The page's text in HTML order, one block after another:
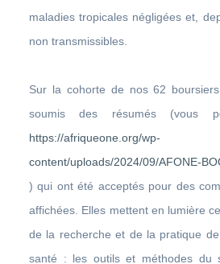
maladies tropicales négligées et,
non transmissibles.
Sur la cohorte de nos 62
soumis des résumés (vous
https://afriqueone.org/wp-
content/uploads/2024/09/AFONE-
) qui ont été acceptés pour des
affichées. Elles mettent en lumière
de la recherche et de la pratique de
santé : les outils et méthodes du